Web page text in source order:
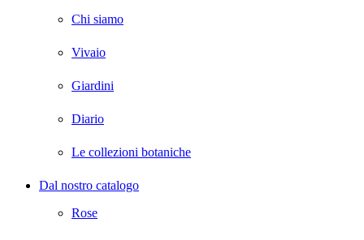
Chi siamo
Vivaio
Giardini
Diario
Le collezioni botaniche
Dal nostro catalogo
Rose